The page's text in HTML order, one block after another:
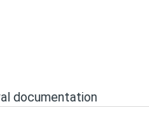
documentation